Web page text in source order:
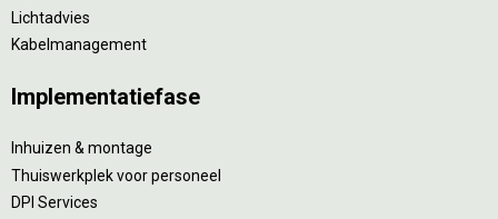
Lichtadvies
Kabelmanagement
Implementatiefase
Inhuizen & montage
Thuiswerkplek voor personeel
DPI Services